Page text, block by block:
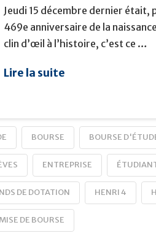
Jeudi 15 décembre dernier était,
469e anniversaire de la
clin d’œil à l’histoire, c’est ce …
Lire la suite
BOURSE BOURSE
ENTREPRISE
DE DOTATION HENRI 4
DE BOURSE